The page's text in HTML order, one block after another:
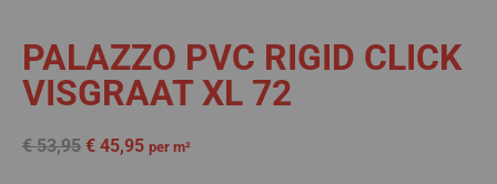
PALAZZO PVC RIGID CLICK
VISGRAAT XL 72
€53,95 € 45,95 per m²